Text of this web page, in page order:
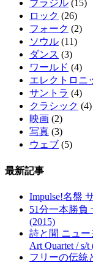
ブラジル (15)
ロック (26)
フォーク (2)
ソウル (11)
ダンス (3)
ワールド (4)
エレクトロニ
サントラ (4)
クラシック (4)
映画 (2)
写真 (3)
ウェブ (5)
最新記事
Impulse!名盤
51分一本勝負
(2015)
詩と間 ニュー
Art Quartet / s/t
フリーの伝統